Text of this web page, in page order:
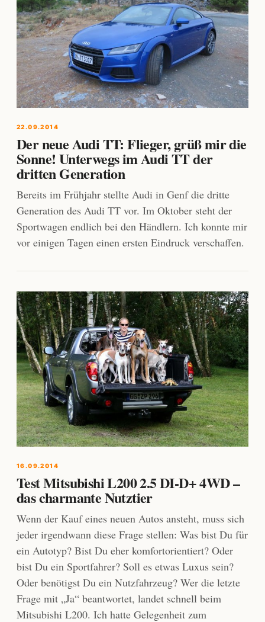
22.09.2014
Der neue Audi TT: Flieger, grüß mir die
Sonne! Unterwegs im Audi TT der
dritten Generation
Bereits im Frühjahr stellte Audi in Genf die dritte
Generation des Audi TT vor. Im Oktober steht der
Sportwagen endlich bei den Händlern. Ich konnte mir
vor einigen Tagen einen ersten Eindruck verschaffen.
16.09.2014
Test Mitsubishi L200 2.5 DI-D+ 4WD –
das charmante Nutztier
Wenn der Kauf eines neuen Autos ansteht, muss sich
jeder irgendwann diese Frage stellen: Was bist Du für
ein Autotyp? Bist Du eher komfortorientiert? Oder
bist Du ein Sportfahrer? Soll es etwas Luxus sein?
Oder benötigst Du ein Nutzfahrzeug? Wer die letzte
Frage mit „Ja“ beantwortet, landet schnell beim
Mitsubishi L200. Ich hatte Gelegenheit zum